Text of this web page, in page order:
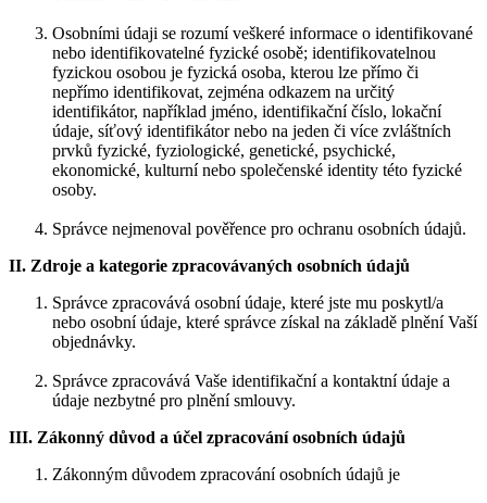
Osobními údaji se rozumí veškeré informace o identifikované
nebo identifikovatelné fyzické osobě; identifikovatelnou
fyzickou osobou je fyzická osoba, kterou lze přímo či
nepřímo identifikovat, zejména odkazem na určitý
identifikátor, například jméno, identifikační číslo, lokační
údaje, síťový identifikátor nebo na jeden či více zvláštních
prvků fyzické, fyziologické, genetické, psychické,
ekonomické, kulturní nebo společenské identity této fyzické
osoby.
Správce nejmenoval pověřence pro ochranu osobních údajů.
II. Zdroje a kategorie zpracovávaných osobních údajů
Správce zpracovává osobní údaje, které jste mu poskytl/a
nebo osobní údaje, které správce získal na základě plnění Vaší
objednávky.
Správce zpracovává Vaše identifikační a kontaktní údaje a
údaje nezbytné pro plnění smlouvy.
III. Zákonný důvod a účel zpracování osobních údajů
Zákonným důvodem zpracování osobních údajů je